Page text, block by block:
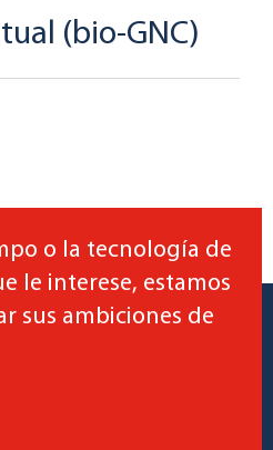
(bio-GNC)
o la tecnología de
le interese, estamos
sus ambiciones de